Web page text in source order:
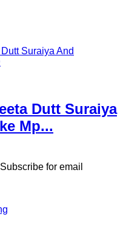
Dutt Suraiya
Mp...
for email